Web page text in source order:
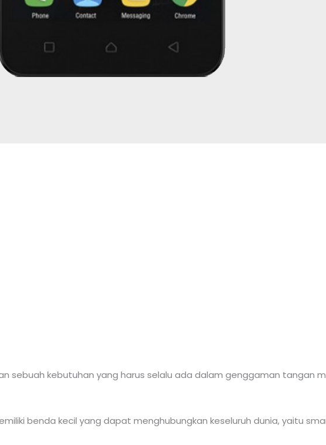
sebuah kebutuhan yang harus selalu ada dalam genggaman tangan
benda kecil yang dapat menghubungkan keseluruh dunia, yaitu